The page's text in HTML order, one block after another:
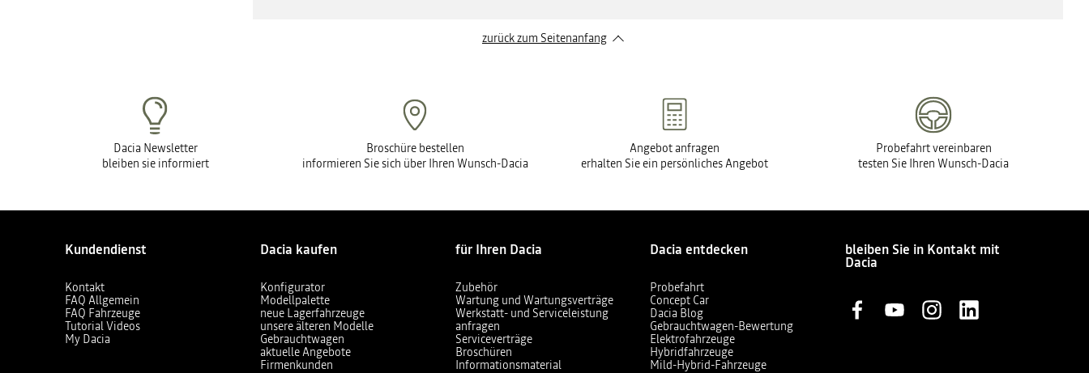
zurück zum Seitenanfang
Dacia Newsletter
bleiben sie informiert
Broschüre bestellen
informieren Sie sich über Ihren Wunsch-Dacia
Angebot anfragen
erhalten Sie ein persönliches Angebot
Probefahrt vereinbaren
testen Sie Ihren Wunsch-Dacia
Kundendienst
Kontakt
FAQ Allgemein
FAQ Fahrzeuge
Tutorial Videos
My Dacia
Dacia kaufen
Konfigurator
Modellpalette
neue Lagerfahrzeuge
unsere älteren Modelle
Gebrauchtwagen
aktuelle Angebote
Firmenkunden
für Ihren Dacia
Zubehör
Wartung und Wartungsverträge
Werkstatt- und Serviceleistung
anfragen
Serviceverträge
Broschüren
Informationsmaterial
Dacia entdecken
Probefahrt
Concept Car
Dacia Blog
Gebrauchtwagen-Bewertung
Elektrofahrzeuge
Hybridfahrzeuge
Mild-Hybrid-Fahrzeuge
bleiben Sie in Kontakt mit
Dacia